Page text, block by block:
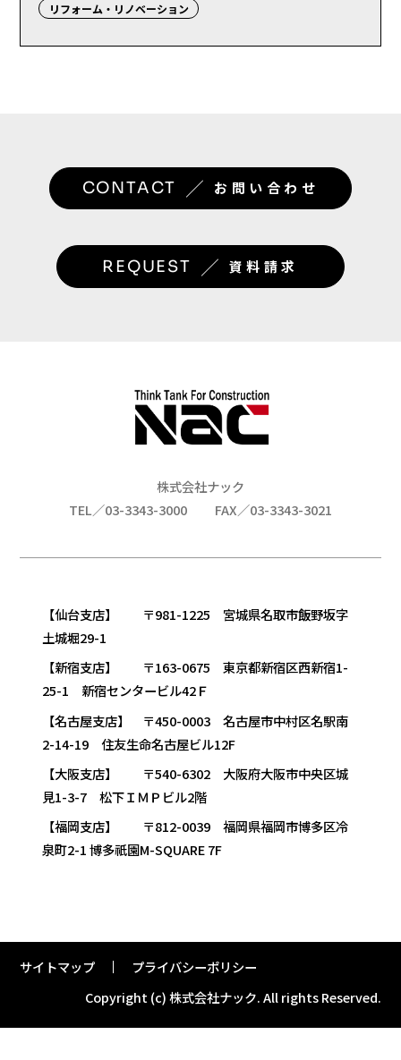
リフォーム・リノベーション
CONTACT ／ お問い合わせ
REQUEST ／ 資料請求
株式会社ナック
TEL／03-3343-3000
FAX／03-3343-3021
【仙台支店】 〒981-1225 宮城県名取市飯野坂字
土城堀29-1
【新宿支店】 〒163-0675 東京都新宿区西新宿1-
25-1 新宿センタービル42Ｆ
【名古屋支店】 〒450-0003 名古屋市中村区名駅南
2-14-19 住友生命名古屋ビル12F
【大阪支店】 〒540-6302 大阪府大阪市中央区城
見1-3-7 松下ＩＭＰビル2階
【福岡支店】 〒812-0039 福岡県福岡市博多区冷
泉町2-1 博多祇園M-SQUARE 7F
サイトマップ
プライバシーポリシー
Copyright (c) 株式会社ナック.All rights Reserved.